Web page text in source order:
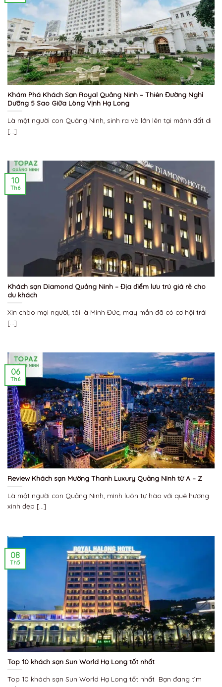
Khám Phá Khách Sạn Royal Quảng Ninh – Thiên Đường Nghỉ
Dưỡng 5 Sao Giữa Lòng Vịnh Hạ Long
Là một người con Quảng Ninh, sinh ra và lớn lên tại mảnh đất di
[...]
Khách sạn Diamond Quảng Ninh – Địa điểm lưu trú giá rẻ cho
du khách
Xin chào mọi người, tôi là Minh Đức, may mắn đã có cơ hội trải
[...]
10
Th6
Review Khách sạn Mường Thanh Luxury Quảng Ninh từ A – Z
Là một người con Quảng Ninh, mình luôn tự hào với quê hương
xinh đẹp [...]
06
Th6
Top 10 khách sạn Sun World Hạ Long tốt nhất
Top 10 khách sạn Sun World Hạ Long tốt nhất Bạn đang tìm
08
Th5